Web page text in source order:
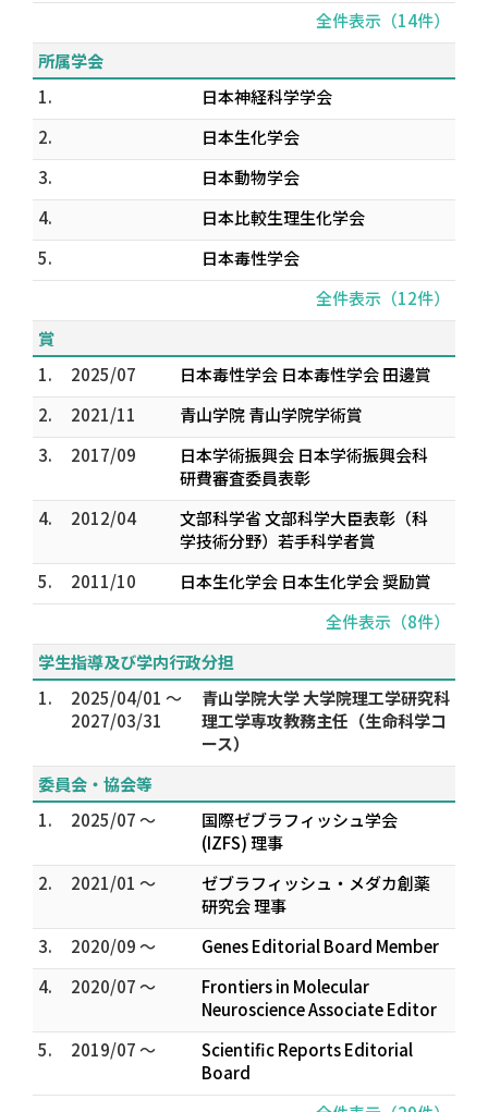
全件表示（14件）
所属学会
1.
日本神経科学学会
2.
日本生化学会
3.
日本動物学会
4.
日本比較生理生化学会
5.
日本毒性学会
全件表示（12件）
賞
1.
2025/07
日本毒性学会 日本毒性学会 田邊賞
2.
2021/11
青山学院 青山学院学術賞
3.
2017/09
日本学術振興会 日本学術振興会科
研費審査委員表彰
4.
2012/04
文部科学省 文部科学大臣表彰（科
学技術分野）若手科学者賞
5.
2011/10
日本生化学会 日本生化学会 奨励賞
全件表示（8件）
学生指導及び学内行政分担
1.
2025/04/01 ～
2027/03/31
青山学院大学 大学院理工学研究科
理工学専攻教務主任（生命科学コ
ース）
委員会・協会等
1.
2025/07 ～
国際ゼブラフィッシュ学会
(IZFS) 理事
2.
2021/01 ～
ゼブラフィッシュ・メダカ創薬
研究会 理事
3.
2020/09 ～
Genes Editorial Board Member
4.
2020/07 ～
Frontiers in Molecular
Neuroscience Associate Editor
5.
2019/07 ～
Scientific Reports Editorial
Board